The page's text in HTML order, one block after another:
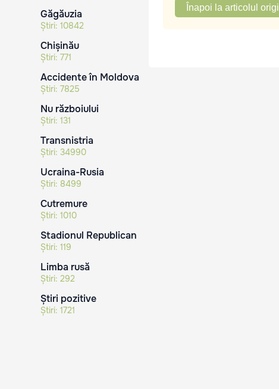
Găgăuzia
Știri: 10842
Chișinău
Știri: 771
Accidente în Moldova
Știri: 7825
Nu războiului
Știri: 131
Transnistria
Știri: 34990
Ucraina-Rusia
Știri: 8499
Cutremure
Știri: 1010
Stadionul Republican
Știri: 119
Limba rusă
Știri: 292
Știri pozitive
Știri: 1721
Înapoi la articolul